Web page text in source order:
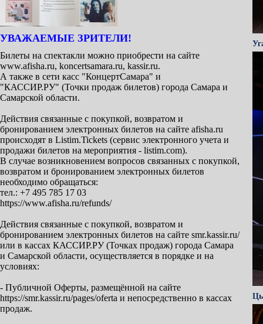
УВАЖАЕМЫЕ ЗРИТЕЛИ!
Билеты на спектакли можно приобрести на сайте
www.afisha.ru, koncertsamara.ru, kassir.ru.
А также в сети касс "КонцертСамара" и
"КАССИР.РУ" (Точки продаж билетов) города Самара и
Самарской области.
Действия связанные с покупкой, возвратом и
бронированием электронных билетов на сайте afisha.ru
происходят в Listim.Tickets (сервис электронного учета и
продажи билетов на мероприятия - listim.com).
В случае возникновением вопросов связанных с покупкой,
возвратом и бронированием электронных билетов
необходимо обращаться:
тел.: +7 495 785 17 03
https://www.afisha.ru/refunds/
Действия связанные с покупкой, возвратом и
бронированием электронных билетов на сайте smr.kassir.ru/
или в кассах КАССИР.РУ (Точках продаж) города Самара
и Самарской области, осуществляется в порядке и на
условиях:
- Публичной Оферты, размещённой на сайте
https://smr.kassir.ru/pages/oferta и непосредственно в кассах
продаж.